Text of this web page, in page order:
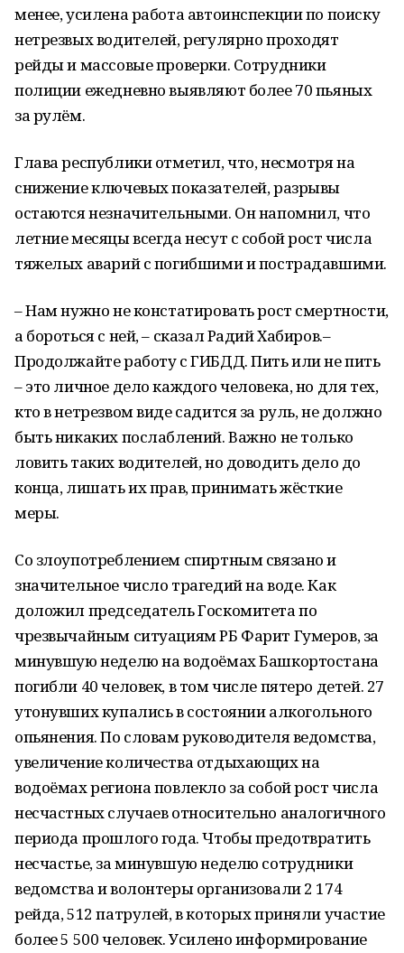
менее, усилена работа автоинспекции по поиску
нетрезвых водителей, регулярно проходят
рейды и массовые проверки. Сотрудники
полиции ежедневно выявляют более 70 пьяных
за рулём.
Глава республики отметил, что, несмотря на
снижение ключевых показателей, разрывы
остаются незначительными. Он напомнил, что
летние месяцы всегда несут с собой рост числа
тяжелых аварий с погибшими и пострадавшими.
– Нам нужно не констатировать рост смертности,
а бороться с ней, – сказал Радий Хабиров.–
Продолжайте работу с ГИБДД. Пить или не пить
– это личное дело каждого человека, но для тех,
кто в нетрезвом виде садится за руль, не должно
быть никаких послаблений. Важно не только
ловить таких водителей, но доводить дело до
конца, лишать их прав, принимать жёсткие
меры.
Со злоупотреблением спиртным связано и
значительное число трагедий на воде. Как
доложил председатель Госкомитета по
чрезвычайным ситуациям РБ Фарит Гумеров, за
минувшую неделю на водоёмах Башкортостана
погибли 40 человек, в том числе пятеро детей. 27
утонувших купались в состоянии алкогольного
опьянения. По словам руководителя ведомства,
увеличение количества отдыхающих на
водоёмах региона повлекло за собой рост числа
несчастных случаев относительно аналогичного
периода прошлого года. Чтобы предотвратить
несчастье, за минувшую неделю сотрудники
ведомства и волонтеры организовали 2 174
рейда, 512 патрулей, в которых приняли участие
более 5 500 человек. Усилено информирование